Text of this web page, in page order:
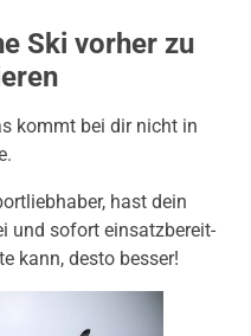
Ski vorher zu
kommt bei dir nicht in
hast dein
und sofort einsatzbereit-
kann, desto besser!